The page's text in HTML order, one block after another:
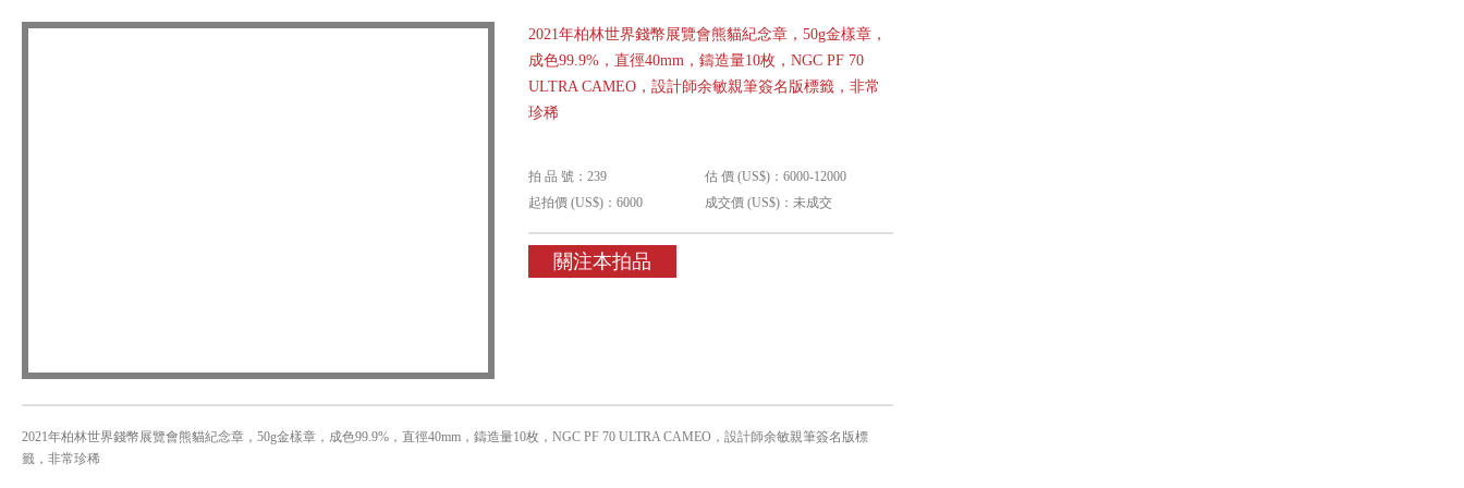
2021年柏林世界錢幣展覽會熊貓紀念章，50g金樣章，
成色99.9%，直徑40mm，鑄造量10枚，NGC PF 70
ULTRA CAMEO，設計師余敏親筆簽名版標籤，非常
珍稀
拍 品 號：239
估 價 (US$)：6000-12000
起拍價 (US$)：6000
成交價 (US$)：未成交
關注本拍品
2021年柏林世界錢幣展覽會熊貓紀念章，50g金樣章，成色99.9%，直徑40mm，鑄造量10枚，NGC PF 70 ULTRA CAMEO，設計師余敏親筆簽名版標
籤，非常珍稀